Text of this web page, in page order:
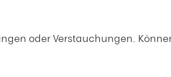
oder Verstauchungen.